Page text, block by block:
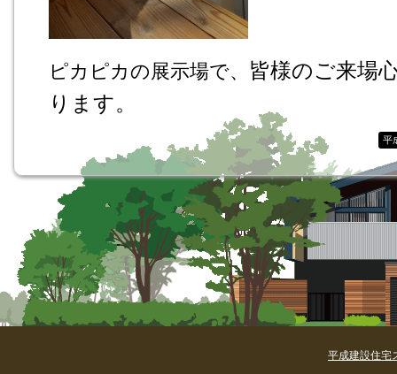
ピカピカの展示場で、 皆様のご来場
ります。
平
平成建設住